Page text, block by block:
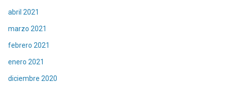
abril 2021
marzo 2021
febrero 2021
enero 2021
diciembre 2020